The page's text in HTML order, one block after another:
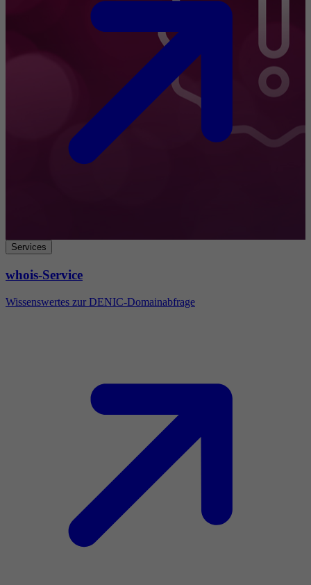
Services
whois-Service
Wissenswertes zur DENIC-Domainabfrage